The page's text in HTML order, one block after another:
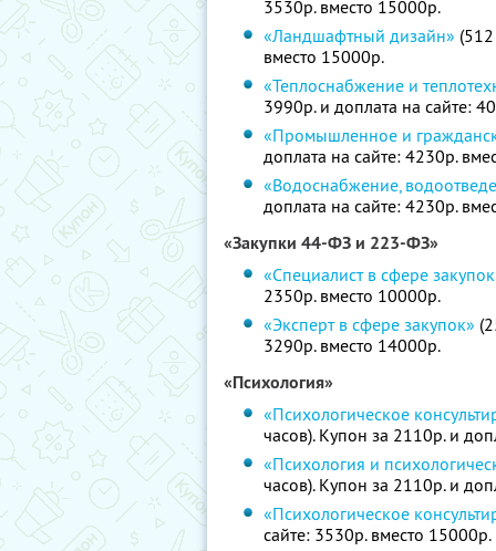
3530р. вместо 15000р.
«Ландшафтный дизайн»
вместо 15000р.
«Теплоснабжение и
3990р. и доплата на сайте:
«Промышленное и
доплата на сайте: 4230р.
«Водоснабжение,
доплата на сайте: 4230р.
«Закупки 44-ФЗ и 223-ФЗ»
«Специалист в сфере
2350р. вместо 10000р.
«Эксперт в сфере закупок»
3290р. вместо 14000р.
«Психология»
«Психологическое
часов). Купон за 2110р. и
«Психология и
часов). Купон за 2110р. и
«Психологическое
сайте: 3530р. вместо 15000р.